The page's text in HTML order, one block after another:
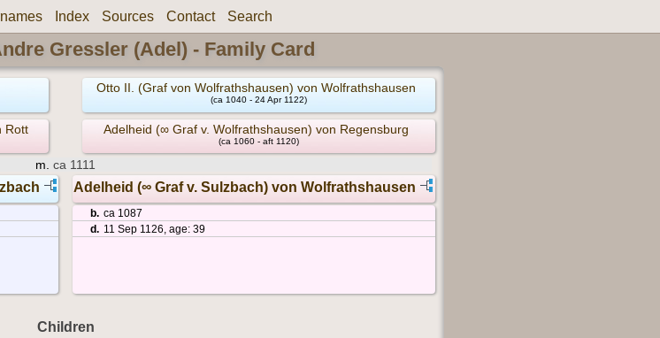
Index Sources Contact Search
Gressler (Adel) - Family Card
Otto II. (Graf von Wolfrathshausen) von Wolfrathshausen
(ca 1040 - 24 Apr 1122)
Rott Adelheid (∞ Graf v. Wolfrathshausen) von Regensburg
(ca 1060 - aft 1120)
m. ca 1111
Adelheid (∞ Graf v. Sulzbach) von Wolfrathshausen
b. ca 1087
d. 11 Sep 1126, age: 39
Children